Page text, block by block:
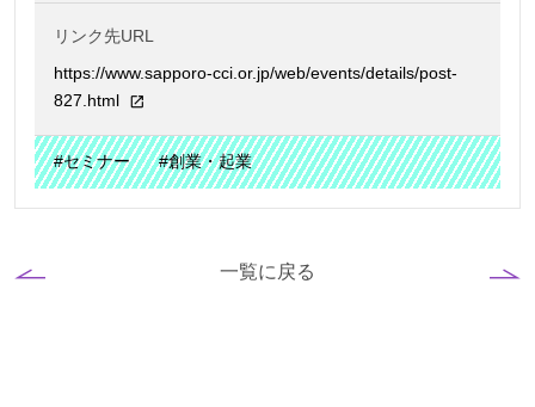
リンク先URL
https://www.sapporo-cci.or.jp/web/events/details/post-
827.html
#セミナー #創業・起業
一覧に戻る